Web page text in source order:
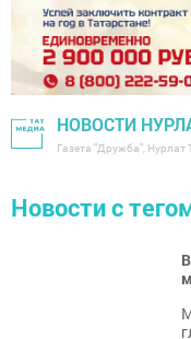
НОВОСТИ
Газета "Дружба", Нурлат
Новости с